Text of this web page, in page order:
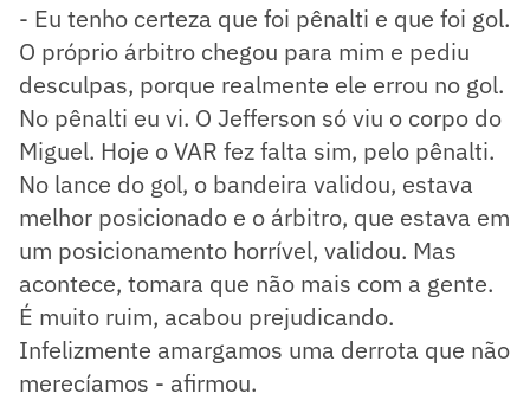
- Eu tenho certeza que foi pênalti e que foi gol.
O próprio árbitro chegou para mim e pediu
desculpas, porque realmente ele errou no gol.
No pênalti eu vi. O Jefferson só viu o corpo do
Miguel. Hoje o VAR fez falta sim, pelo pênalti.
No lance do gol, o bandeira validou, estava
melhor posicionado e o árbitro, que estava em
um posicionamento horrível, validou. Mas
acontece, tomara que não mais com a gente.
É muito ruim, acabou prejudicando.
Infelizmente amargamos uma derrota que não
merecíamos - afirmou.